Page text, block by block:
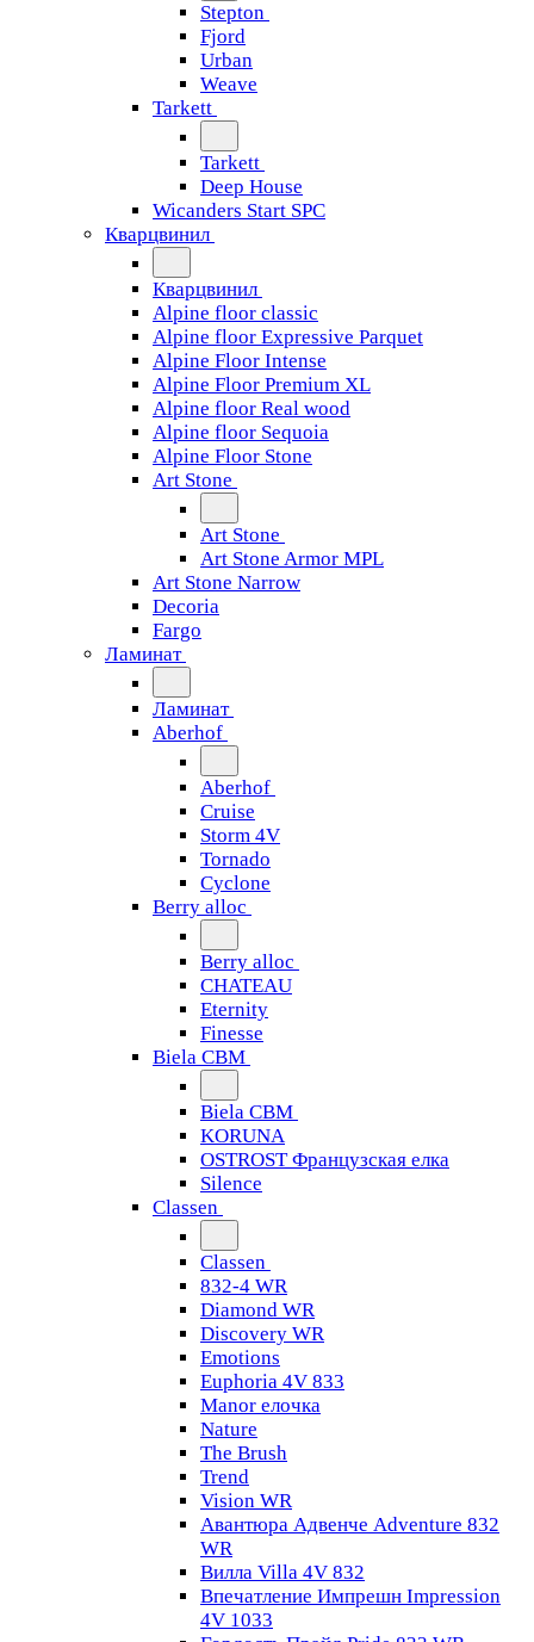
Stepton
Fjord
Urban
Weave
Tarkett
Tarkett
Deep House
Wicanders Start SPC
Кварцвинил
Кварцвинил
Alpine floor classic
Alpine floor Expressive Parquet
Alpine Floor Intense
Alpine Floor Premium XL
Alpine floor Real wood
Alpine floor Sequoia
Alpine Floor Stone
Art Stone
Art Stone
Art Stone Armor MPL
Art Stone Narrow
Decoria
Fargo
Ламинат
Ламинат
Aberhof
Aberhof
Cruise
Storm 4V
Tornado
Сyclone
Berry alloc
Berry alloc
CHATEAU
Eternity
Finesse
Biela CBM
Biela CBM
KORUNA
OSTROST Французская елка
Silence
Classen
Classen
832-4 WR
Diamond WR
Discovery WR
Emotions
Euphoria 4V 833
Manor елочка
Nature
The Brush
Trend
Vision WR
Авантюра Адвенче Adventure 832
WR
Вилла Villa 4V 832
Впечатление Импрешн Impression
4V 1033